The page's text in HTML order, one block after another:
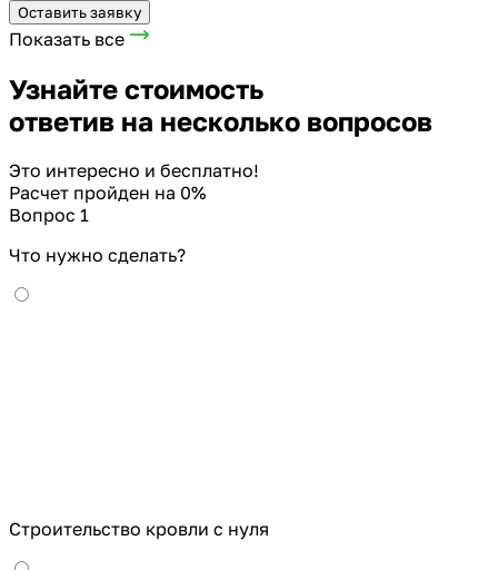
Оставить заявку
Показать все
Узнайте стоимость
ответив на несколько вопросов
Это интересно и бесплатно!
Расчет пройден на 0%
Вопрос 1
Что нужно сделать?
Строительство кровли с нуля